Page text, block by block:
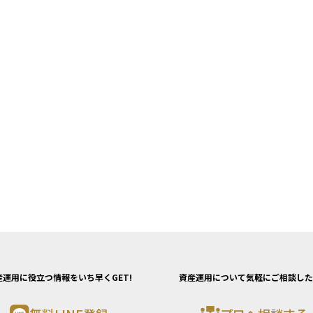
運用に役立つ情報をいち早くGET! 資産運用について気軽にご相談し